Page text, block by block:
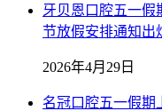
牙贝恩口腔五一假
节放假安排通知出
2026年4月29日
名冠口腔五一假期